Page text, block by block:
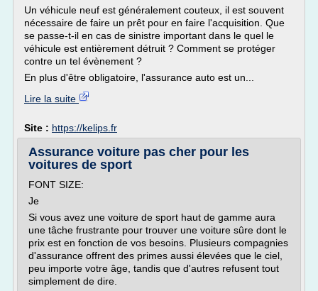
Un véhicule neuf est généralement couteux, il est souvent
nécessaire de faire un prêt pour en faire l'acquisition. Que
se passe-t-il en cas de sinistre important dans le quel le
véhicule est entièrement détruit ? Comment se protéger
contre un tel évènement ?
En plus d'être obligatoire, l'assurance auto est un...
Lire la suite
Site : https://kelips.fr
Assurance voiture pas cher pour les
voitures de sport
FONT SIZE:
Je
Si vous avez une voiture de sport haut de gamme aura
une tâche frustrante pour trouver une voiture sûre dont le
prix est en fonction de vos besoins. Plusieurs compagnies
d'assurance offrent des primes aussi élevées que le ciel,
peu importe votre âge, tandis que d'autres refusent tout
simplement de dire.